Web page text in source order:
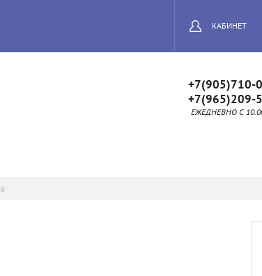
КАБИНЕТ
+7(905)710-
+7(965)209-
ЕЖЕДНЕВНО C